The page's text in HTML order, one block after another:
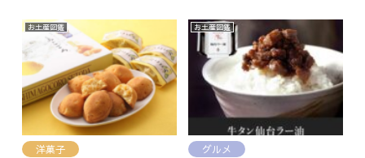
お土産図鑑
洋菓子
お土産図鑑
グルメ